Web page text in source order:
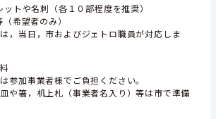
トや名刺（各１０部程度を推奨）
希望者のみ）
，当日，市およびジェトロ職員が対応しま
加事業者様でご負担ください。
や箸，机上札（事業者名入り）等は市で準備